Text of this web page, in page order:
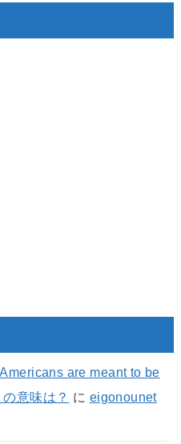
are meant to be
意味は？ に eigonounet